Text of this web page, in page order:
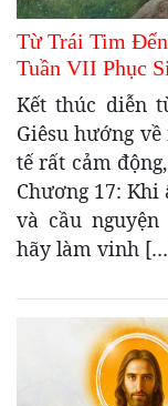
Từ Trái Tim
Tuần VII Phục
Kết thúc diễn
Giêsu hướng
tế rất cảm
Chương 17: Khi
và cầu
hãy làm vinh